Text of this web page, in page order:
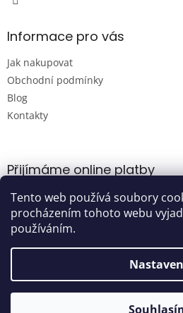
Tento web používá soubory
procházením tohoto webu
používáním.
Informace pro vás
Jak nakupovat
Obchodní podmínky
Blog
Kontakty
Přijímáme online platby
Vytvořil